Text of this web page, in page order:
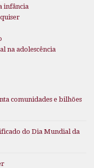
infância
na adolescência
comunidades e bilhões
do Dia Mundial da